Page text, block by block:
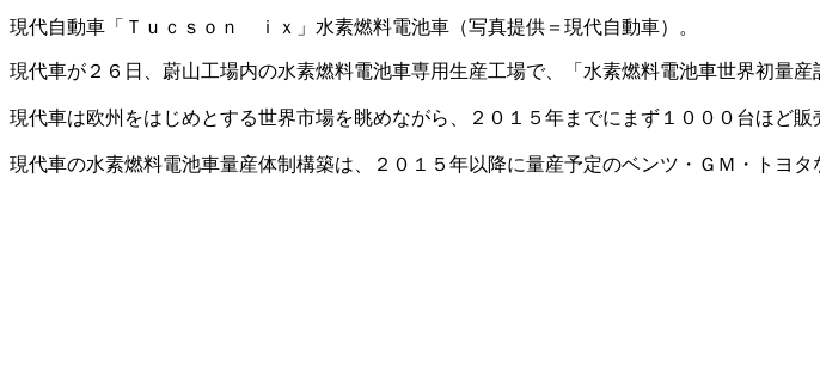
現代自動車「Ｔｕｃｓｏｎ ｉｘ」水素燃料電池車（写真提供＝現代自動車）。
現代車が２６日、蔚山工場内の水素燃料電池車専用生産工場で、「水素燃料電池車世界初量産
現代車は欧州をはじめとする世界市場を眺めながら、２０１５年までにまず１０００台ほど販
現代車の水素燃料電池車量産体制構築は、２０１５年以降に量産予定のベンツ・ＧＭ・トヨ